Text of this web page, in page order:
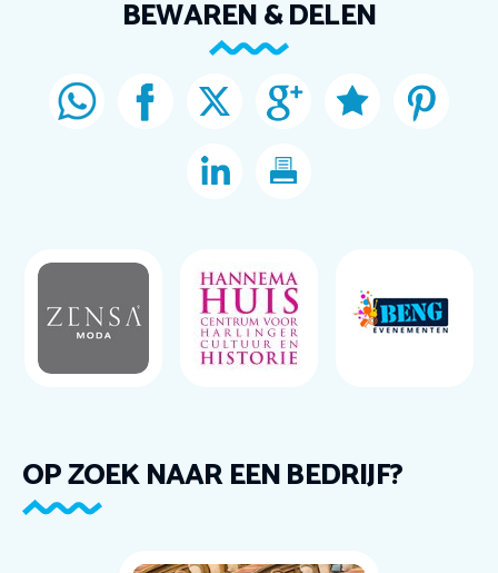
BEWAREN & DELEN
OP ZOEK NAAR EEN BEDRIJF?